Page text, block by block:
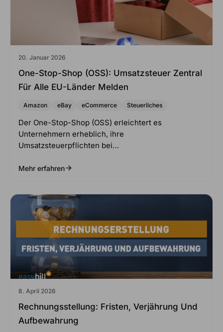
20. Januar 2026
One-Stop-Shop (OSS): Umsatzsteuer Zentral
Für Alle EU-Länder Melden
Amazon eBay eCommerce Steuerliches
Der One-Stop-Shop (OSS) erleichtert es
Unternehmern erheblich, ihre
Umsatzsteuerpflichten bei…
Mehr erfahren
8. April 2026
Rechnungsstellung: Fristen, Verjährung Und
Aufbewahrung